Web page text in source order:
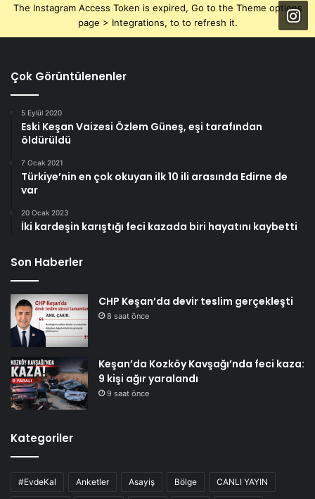
The Instagram Access Token is expired, Go to the Theme options
page > Integrations, to to refresh it.
Çok Görüntülenenler
5 Eylül 2020
Eski Keşan Vaizesi Özlem Güneş, eşi tarafından
öldürüldü
7 Ocak 2021
Türkiye’nin en çok okuyan ilk 10 ili arasında Edirne de
var
20 Ocak 2023
İki kardeşin karıştığı feci kazada biri hayatını kaybetti
Son Haberler
CHP Keşan’da devir teslim gerçekleşti
8 saat önce
Keşan’da Kozköy Kavşağı’nda feci kaza:
9 kişi ağır yaralandı
9 saat önce
Kategoriler
#EvdeKal Anketler Asayiş Bölge CANLI YAYIN